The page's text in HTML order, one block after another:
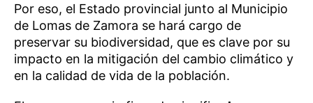
Por eso, el Estado provincial junto al Municipio
de Lomas de Zamora se hará cargo de
preservar su biodiversidad, que es clave por su
impacto en la mitigación del cambio climático y
en la calidad de vida de la población.